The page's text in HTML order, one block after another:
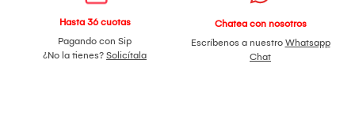
Hasta 36 cuotas
Pagando con Sip
¿No la tienes? Solicítala
Chatea con nosotros
Escríbenos a nuestro Whatsapp
Chat